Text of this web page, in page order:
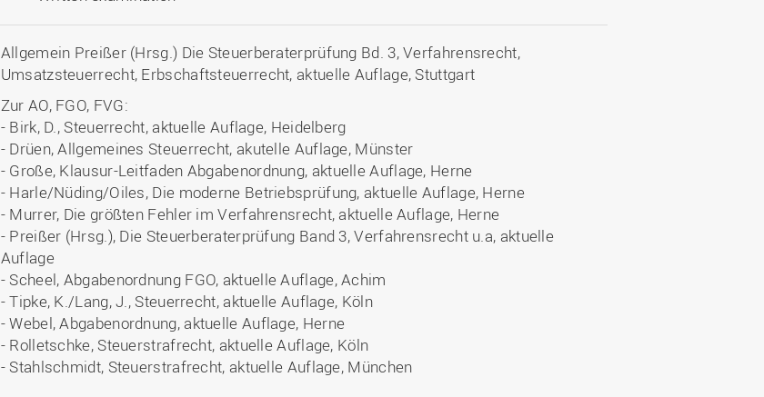
Allgemein Preißer (Hrsg.) Die Steuerberaterprüfung Bd. 3, Verfahrensrecht,
Umsatzsteuerrecht, Erbschaftsteuerrecht, aktuelle Auflage, Stuttgart
Zur AO, FGO, FVG:
- Birk, D., Steuerrecht, aktuelle Auflage, Heidelberg
- Drüen, Allgemeines Steuerrecht, akutelle Auflage, Münster
- Große, Klausur-Leitfaden Abgabenordnung, aktuelle Auflage, Herne
- Harle/Nüding/Oiles, Die moderne Betriebsprüfung, aktuelle Auflage, Herne
- Murrer, Die größten Fehler im Verfahrensrecht, aktuelle Auflage, Herne
- Preißer (Hrsg.), Die Steuerberaterprüfung Band 3, Verfahrensrecht u.a, aktuelle
Auflage
- Scheel, Abgabenordnung FGO, aktuelle Auflage, Achim
- Tipke, K./Lang, J., Steuerrecht, aktuelle Auflage, Köln
- Webel, Abgabenordnung, aktuelle Auflage, Herne
- Rolletschke, Steuerstrafrecht, aktuelle Auflage, Köln
- Stahlschmidt, Steuerstrafrecht, aktuelle Auflage, München